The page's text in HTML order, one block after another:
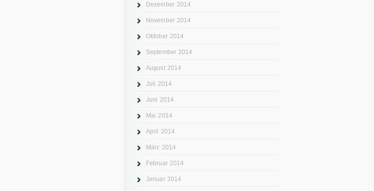
Dezember 2014
November 2014
Oktober 2014
September 2014
August 2014
Juli 2014
Juni 2014
Mai 2014
April 2014
März 2014
Februar 2014
Januar 2014